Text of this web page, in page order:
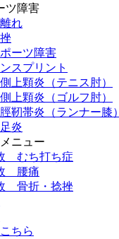
ツ障害
れ
ーツ障害
スプリント
上顆炎（テニス肘）
上顆炎（ゴルフ肘）
靭帯炎（ランナー膝）
炎
ニュー
むち打ち症
腰痛
骨折・捻挫
ちら